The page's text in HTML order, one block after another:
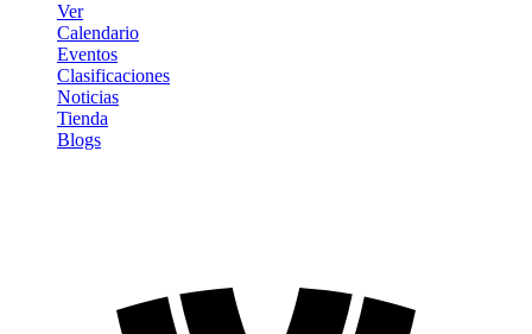
Ver
Calendario
Eventos
Clasificaciones
Noticias
Tienda
Blogs